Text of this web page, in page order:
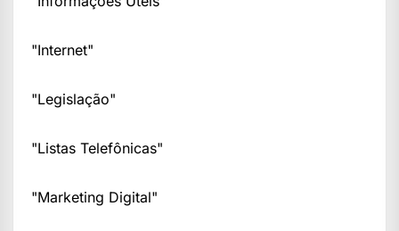
"Internet"
"Legislação"
"Listas Telefônicas"
"Marketing Digital"